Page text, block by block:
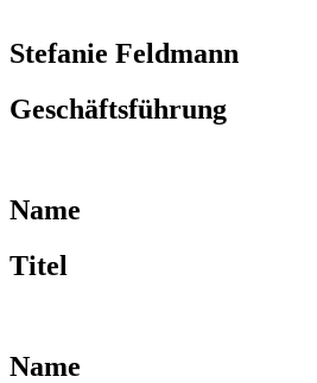
Stefanie Feldmann
Geschäftsführung
Name
Titel
Name